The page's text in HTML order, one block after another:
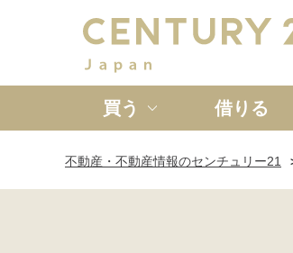
買う
新築一戸建て
借りる
不動産・不動産情報のセンチュリー21